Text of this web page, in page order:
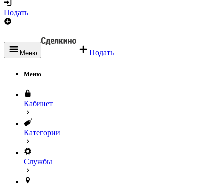
Подать
Меню Подать
Меню
Кабинет
Категории
Службы